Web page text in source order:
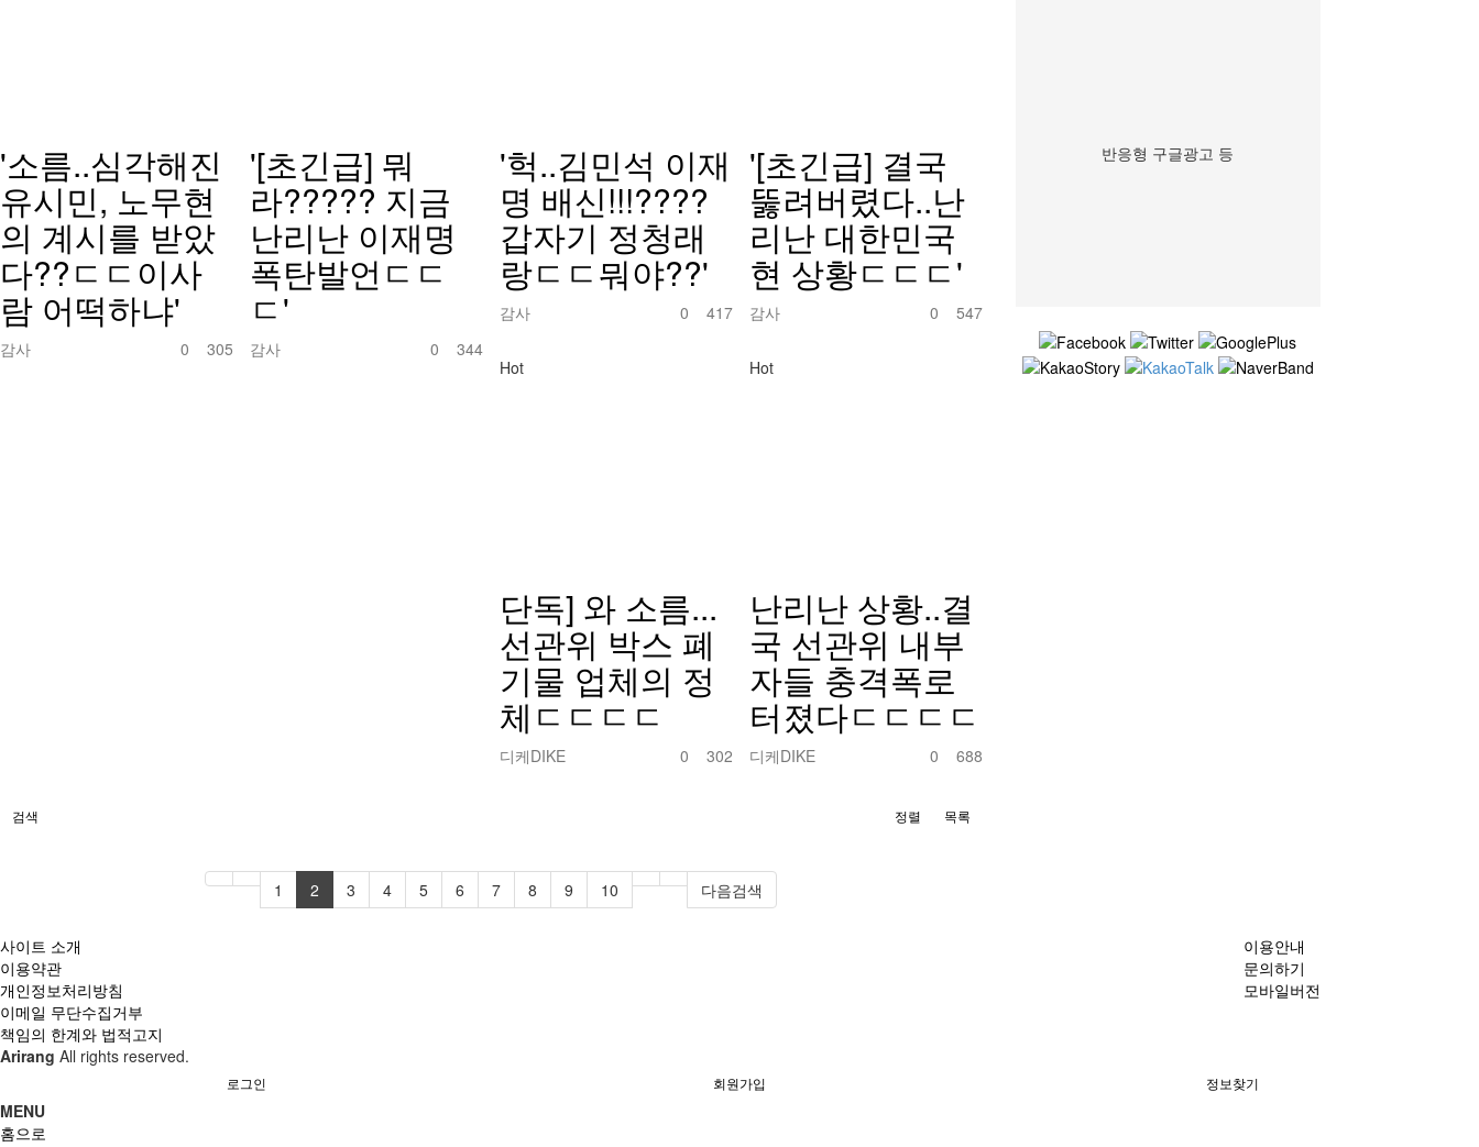
'소름..심각해진
유시민, 노무현
의 계시를 받았
다??ㄷㄷ이사
람 어떡하냐'
감사 0 305
'[초긴급] 뭐
라????? 지금
난리난 이재명
폭탄발언ㄷㄷ
ㄷ'
감사 0 344
'헉..김민석 이재
명 배신!!!????
갑자기 정청래
랑ㄷㄷ뭐야??'
감사 0 417
'[초긴급] 결국
뚫려버렸다..난
리난 대한민국
현 상황ㄷㄷㄷ'
감사 0 547
Hot
단독] 와 소름...
선관위 박스 폐
기물 업체의 정
체ㄷㄷㄷㄷ
디케DIKE 0 302
Hot
난리난 상황..결
국 선관위 내부
자들 충격폭로
터졌다ㄷㄷㄷㄷ
디케DIKE 0 688
정렬 목록
검색
1 2 3 4 5 6 7 8 9 10 다음검색
반응형 구글광고 등
사이트 소개
이용약관
개인정보처리방침
이메일 무단수집거부
책임의 한계와 법적고지
이용안내
문의하기
모바일버전
Arirang All rights reserved.
로그인 회원가입 정보찾기
MENU
홈으로